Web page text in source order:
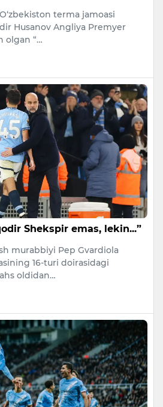
terma jamoasi
Husanov Angliya Premyer
olgan “…
Shekspir emas, lekin...”
murabbiyi Pep Gvardiola
16-turi doirasidagi
oldidan…